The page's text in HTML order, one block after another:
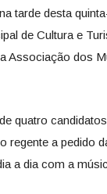
tarde desta
de Cultura e
Associação dos
quatro
a pedido
a dia com a